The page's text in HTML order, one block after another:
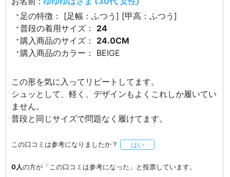
足の特徴：
[足幅：ふつう] [甲高：ふつう]
普段の着用サイズ：
24
購入商品のサイズ：
24.0CM
購入商品のカラー：
BEIGE
この形を気に入ってリピートしてます。
シュッとして、軽く、デザインもよくこれしか履いてい
ません。
普段と同じサイズで問題なく履けてます。
この口コミは参考になりましたか？ はい
0人の方が「この口コミは参考になった」と投票しています。